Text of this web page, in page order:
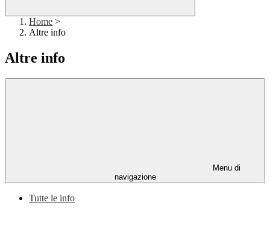
Home >
Altre info
Altre info
Menu di
navigazione
Tutte le info